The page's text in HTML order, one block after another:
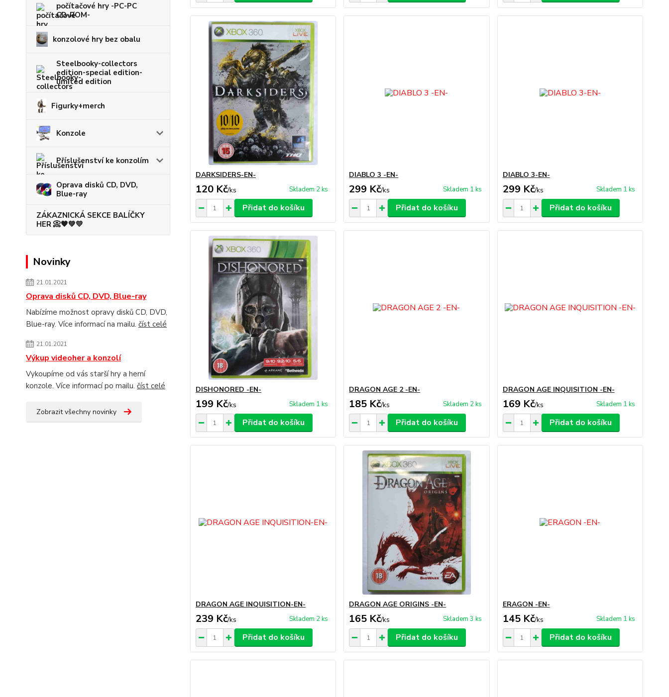
počítačové hry -PC-PC
CD-ROM-
konzolové hry bez obalu
Steelbooky-collectors
edition-special edition-
limited edition
Figurky+merch
Konzole
Příslušenství ke konzolím
Oprava disků CD, DVD,
Blue-ray
ZÁKAZNICKÁ SEKCE BALÍČKY
HER 📀🧡💚💛
Novinky
21.01.2021
Oprava disků CD, DVD, Blue-ray
Nabízíme možnost opravy disků CD, DVD,
Blue-ray. Více informací na mailu. číst celé
21.01.2021
Výkup videoher a konzolí
Vykoupíme od vás starší hry a herní
konzole. Více informací po mailu. číst celé
Zobrazit všechny novinky
DARKSIDERS-EN-
120 Kč/ks Skladem 2 ks
Přidat do košíku
DIABLO 3 -EN-
299 Kč/ks Skladem 1 ks
Přidat do košíku
DIABLO 3-EN-
299 Kč/ks Skladem 1 ks
Přidat do košíku
DISHONORED -EN-
199 Kč/ks Skladem 1 ks
Přidat do košíku
DRAGON AGE 2 -EN-
185 Kč/ks Skladem 2 ks
Přidat do košíku
DRAGON AGE INQUISITION -EN-
169 Kč/ks Skladem 1 ks
Přidat do košíku
DRAGON AGE INQUISITION-EN-
239 Kč/ks Skladem 2 ks
Přidat do košíku
DRAGON AGE ORIGINS -EN-
165 Kč/ks Skladem 3 ks
Přidat do košíku
ERAGON -EN-
145 Kč/ks Skladem 1 ks
Přidat do košíku